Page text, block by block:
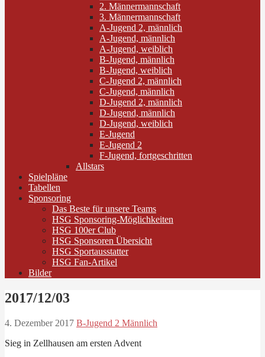
2. Männermannschaft
3. Männermannschaft
A-Jugend 2, männlich
A-Jugend, männlich
A-Jugend, weiblich
B-Jugend, männlich
B-Jugend, weiblich
C-Jugend 2, männlich
C-Jugend, männlich
D-Jugend 2, männlich
D-Jugend, männlich
D-Jugend, weiblich
E-Jugend
E-Jugend 2
F-Jugend, fortgeschritten
Allstars
Spielpläne
Tabellen
Sponsoring
Das Beste für unsere Teams
HSG Sponsoring-Möglichkeiten
HSG 100er Club
HSG Sponsoren Übersicht
HSG Sportausstatter
HSG Fan-Artikel
Bilder
2017/12/03
4. Dezember 2017 B-Jugend 2 Männlich
Sieg in Zellhausen am ersten Advent